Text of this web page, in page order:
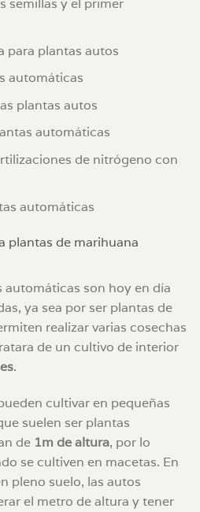
semillas y el primer
para plantas autos
automáticas
plantas autos
automáticas
de nitrógeno con
automáticas
plantas de marihuana
automáticas son hoy en día
ya sea por ser plantas de
realizar varias cosechas
de un cultivo de interior
.
cultivar en pequeñas
suelen ser plantas
de 1m de altura, por lo
se cultiven en macetas. En
pleno suelo, las autos
el metro de altura y tener